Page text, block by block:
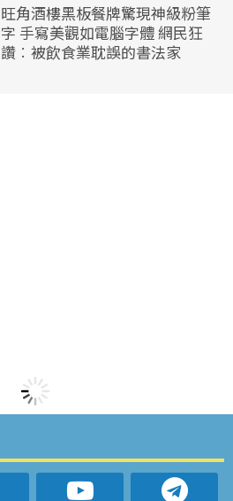
旺角酒樓黑板餐牌驚現神級粉筆
字 手寫美觀如電腦字體 網民狂
讚︰被飲食業耽誤的書法家